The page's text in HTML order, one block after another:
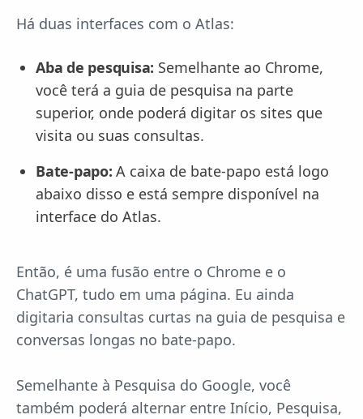
Há duas interfaces com o Atlas:
Aba de pesquisa: Semelhante ao Chrome,
você terá a guia de pesquisa na parte
superior, onde poderá digitar os sites que
visita ou suas consultas.
Bate-papo:A caixa de bate-papo está logo
abaixo disso e está sempre disponível na
interface do Atlas.
Então, é uma fusão entre o Chrome e o
ChatGPT, tudo em uma página. Eu ainda
digitaria consultas curtas na guia de pesquisa e
conversas longas no bate-papo.
Semelhante à Pesquisa do Google, você
também poderá alternar entre Início, Pesquisa,